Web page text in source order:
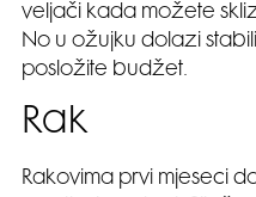
veljači kada možete
No u ožujku dolazi
posložite budžet.
Rak
Rakovima prvi mjeseci